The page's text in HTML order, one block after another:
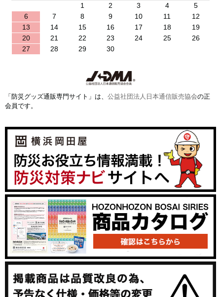
1
2 3 4
5
6
7 8 9 10 11
12
13
14 15 16 17 18
19
20
21 22 23 24 25
26
27
28 29 30
「防災グッズ通販専門サイト」は、 公益社団法人日本通信販売協会の正
会員です。